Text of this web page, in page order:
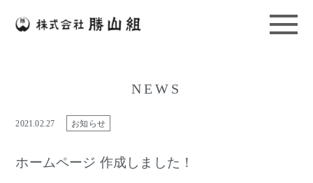
NEWS
2021.02.27 お知らせ
ホームページ 作成しました！